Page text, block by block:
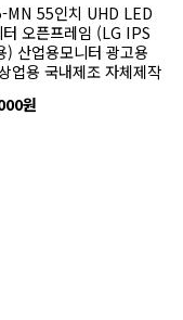
MN 55인치 UHD LED
오픈프레임 (LG IPS
) 산업용모니터 광고용
업용 국내제조 자체제작
원